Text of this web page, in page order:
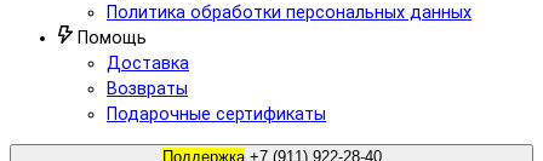
Политика обработки персональных данных
Помощь
Доставка
Возвраты
Подарочные сертификаты
Поддержка +7 (911) 922-28-40